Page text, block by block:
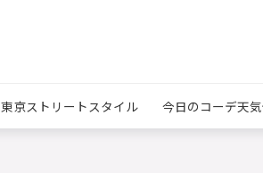
東京ストリートスタイル 今日のコーデ天